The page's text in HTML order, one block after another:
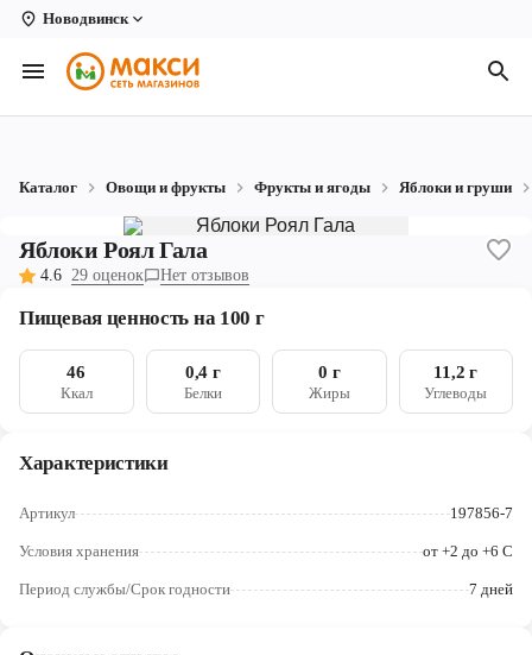
Новодвинск
Вологда
Архангельск
Кирово-Чепецк
Котлас
Новодвинск
Череповец
Ярославль
Каталог Овощи и фрукты Фрукты и ягоды Яблоки и груши
Яблоки Роял Гала
4.6 29 оценок Нет отзывов
Пищевая ценность на 100 г
46
Ккал
0,4 г
Белки
0 г
Жиры
11,2 г
Углеводы
Характеристики
Артикул 197856-7
Условия хранения от +2 до +6 С
Период службы/Срок годности 7 дней